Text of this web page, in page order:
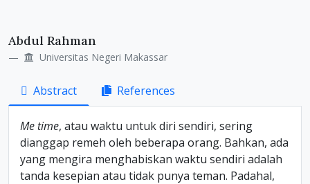
Article
Content
Abdul Rahman
Universitas Negeri Makassar
Abstract References
Metime, atau waktu untuk diri sendiri, sering
dianggap remeh oleh beberapa orang. Bahkan, ada
yang mengira menghabiskan waktu sendiri adalah
tanda kesepian atau tidak punya teman. Padahal,